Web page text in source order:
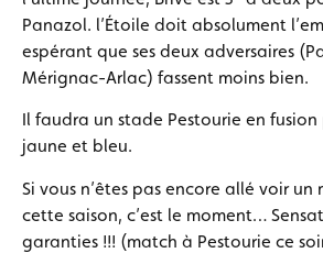
Panazol. l’Étoile doit absolument
espérant que ses deux adversaires
Mérignac-Arlac) fassent moins bien.
Il faudra un stade Pestourie en
jaune et bleu.
Si vous n’êtes pas encore allé voir un
cette saison, c’est le moment…
garanties !!! (match à Pestourie ce